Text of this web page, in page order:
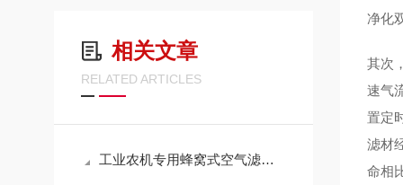
相关文章
RELATED ARTICLES
工业农机专用蜂窝式空气滤芯AL172781技术参数
净化
其次
速气
置定
滤材
命相